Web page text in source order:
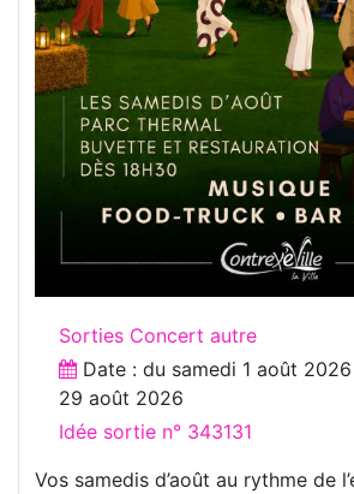
Sorties Concert autre
Date : du samedi 1 août 2026
29 août 2026
Idée sortie n° 343131
Vos samedis d’août au rythme de